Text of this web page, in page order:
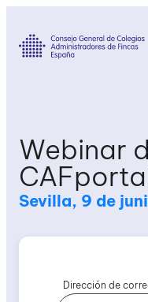
Webinar
Sevilla, 9 de
Dirección de